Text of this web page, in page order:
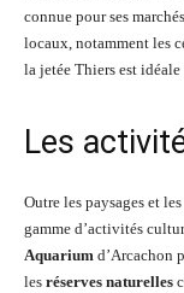
connue pour ses
locaux, notamment les
la jetée Thiers est
Les
Outre les paysages et
gamme d’activités
Aquarium d’Arcachon
les réserves naturelles